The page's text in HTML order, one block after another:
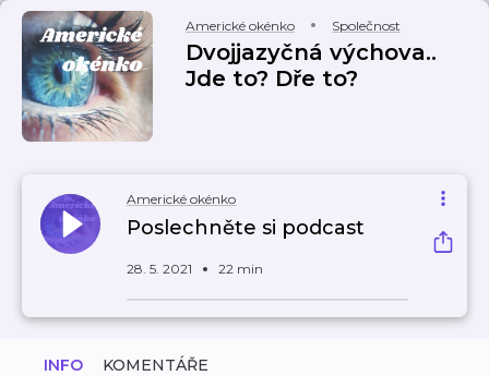
Americké okénko Společnost
Dvojjazyčná výchova..
Jde to? Dře to?
Americké okénko
Poslechněte si podcast
28. 5. 2021 22 min
INFO KOMENTÁŘE